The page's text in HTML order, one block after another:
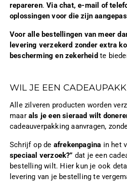
repareren.Via chat, e-mail of
oplossingen voor die zijn
Voor alle bestellingen van meer
levering verzekerd zonder extra
bescherming en zekerheid te
WIL JE EEN
Alle zilveren producten worden
maar als je een sieraad wilt
cadeauverpakking aanvragen,
Schrijf op de afrekenpagina in het
speciaal verzoek?” dat je een
bestelling wilt. Hier kun je ook
levering van je bestelling te